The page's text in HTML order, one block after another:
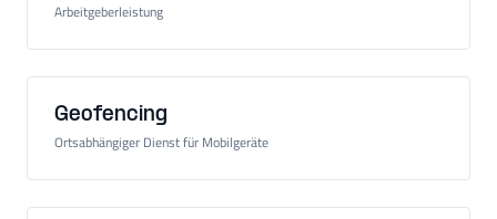
Arbeitgeberleistung
Geofencing
Ortsabhängiger Dienst für Mobilgeräte